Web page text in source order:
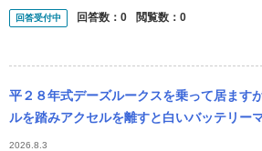
た。...
回答受付中 回答数： 0 閲覧数： 0
平２８年式デーズルークスを乗って居ます
ルを踏みアクセルを離すと白いバッテリー
ですか？教えてください ※carview!から投
2026.8.3